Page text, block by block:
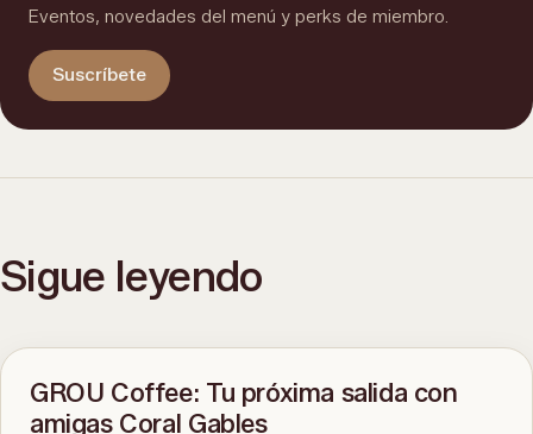
Eventos, novedades del menú y perks de miembro.
Suscríbete
Sigue leyendo
GROU Coffee: Tu próxima salida con
amigas Coral Gables